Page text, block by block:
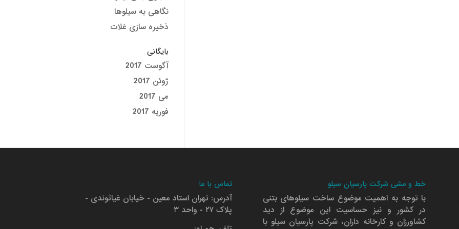
نگاهی به سیلوها
ذخیره سازی غلات
بایگانی
آگوست 2017
ژوئن 2017
می 2017
فوریه 2017
تماس با ما
آدرس: تهران استاد معین - خیابان غیاثوندی -
پلاک ۲۷ - واحد ۳
خط و مشی شرکت پارسیان سیلو
با توجه به اهمیت موضوع ساخت سیلوهای بتنی
در کشور و نیز حساسیت این موضوع از دید
کشاورزان و کارخانه داران، شرکت پارسیان سیلو با